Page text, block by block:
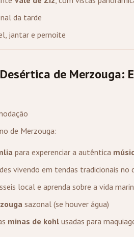
da tarde
jantar e pernoite
de Merzouga:
de Merzouga:
para experenciar a autêntica
vivendo em tendas tradicionais no
local e aprenda sobre a vida
sazonal (se houver água)
minas de kohl usadas para